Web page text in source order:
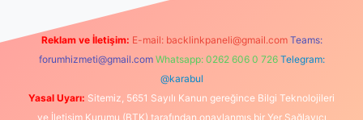
Reklam ve İletişim: E-mail: backlinkpaneli@gmail.com Teams:
forumhizmeti@gmail.com Whatsapp: 0262 606 0 726 Telegram:
@karabul
Yasal Uyarı: Sitemiz, 5651 Sayılı Kanun gereğince Bilgi Teknolojileri
ve İletişim Kurumu (BTK) tarafından onaylanmış bir Yer Sağlayıcı